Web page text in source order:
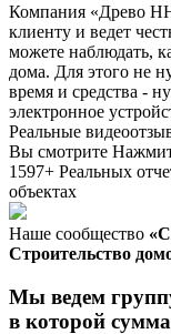
Компания «Древо
клиенту и ведет
можете наблюдать,
дома. Для этого не
время и средства -
электронное
Реальные
Вы смотрите
1597+ Реальных
объектах
Наше сообщество
Строительство
Мы ведем
в которой